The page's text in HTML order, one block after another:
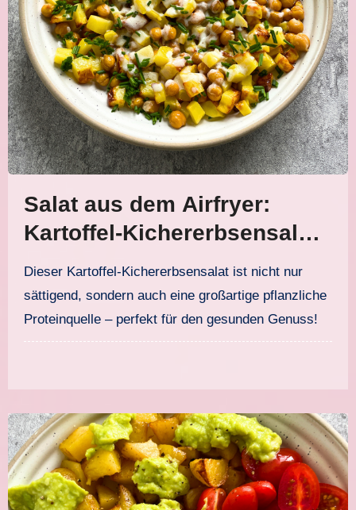
Salat aus dem Airfryer:
Kartoffel-Kichererbsensalat
mit Joghurtdressing
Dieser Kartoffel-Kichererbsensalat ist nicht nur
sättigend, sondern auch eine großartige pflanzliche
Proteinquelle – perfekt für den gesunden Genuss!